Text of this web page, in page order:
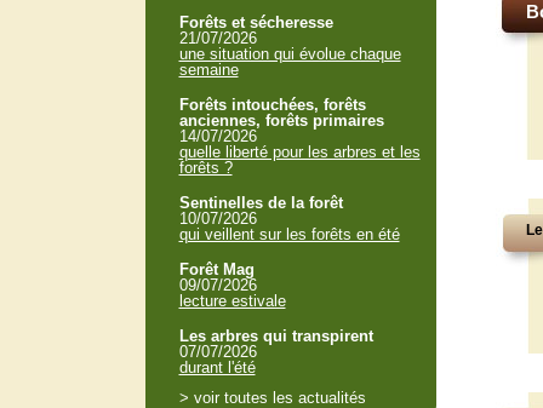
Forêts et sécheresse
21/07/2026
une situation qui évolue chaque
semaine
Forêts intouchées, forêts
anciennes, forêts primaires
14/07/2026
quelle liberté pour les arbres et les
forêts ?
Sentinelles de la forêt
10/07/2026
qui veillent sur les forêts en été
Forêt Mag
09/07/2026
lecture estivale
Les arbres qui transpirent
07/07/2026
durant l'été
> voir toutes les actualités